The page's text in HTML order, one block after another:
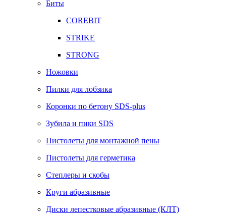
Биты
COREBIT
STRIKE
STRONG
Ножовки
Пилки для лобзика
Коронки по бетону SDS-plus
Зубила и пики SDS
Пистолеты для монтажной пены
Пистолеты для герметика
Степлеры и скобы
Круги абразивные
Диски лепестковые абразивные (КЛТ)